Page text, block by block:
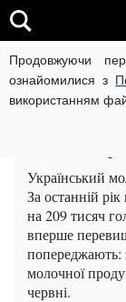
Продовжуючи
ознайомилися з
використанням
ВІЙНА
Молочна
Український
За останній
на 209 тисяч
вперше
попереджають:
молочної
червні.